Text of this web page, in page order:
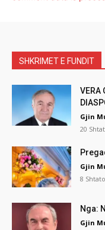
SHKRIMET E FUNDIT
VERA
Gjin
20
Gjin
8
Nga:
Gjin